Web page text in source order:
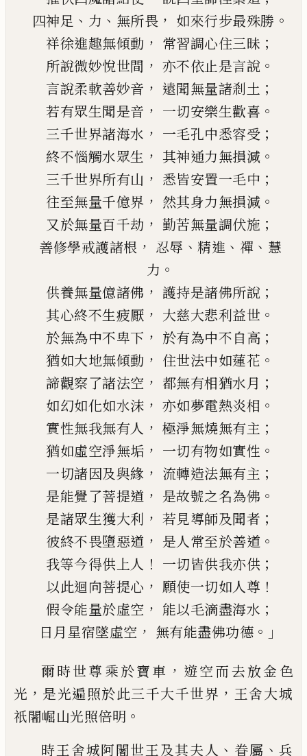
四神足 、 力 、 無所畏 ， 如來行步最殊勝 。
祥徐進趣無傾動 ， 常習調心住三昧 ；
所說微妙悅世間 ， 亦不依止是言說 。
言說柔軟善妙音 ， 遠聞無量諸剎土 ；
若有眾生聞是音 ， 一切安樂生歡喜 。
三千世界諸海水 ， 一毛孔中悉容受 ；
終不惱觸水眾生 ， 其神通力無損減 。
三千世界所有山 ， 悉皆安置一毛中 ；
往至無量千億界 ， 然其身力無損減 。
又於無量百千劫 ， 勤苦無量調伏施 ；
善修學戒護諸根 ， 忍辱 、 精進 、 禪 、 慧
力 。
供養無量億諸佛 ， 護持是諸佛所說 ；
其心終不生疲厭 ， 大慈大悲利益世 。
於無為中不卑下 ， 於有為中不自高 ；
猶如大地無傾動 ， 住世法中如蓮花 。
諦觀察了諸法空 ， 都無有相猶水月 ；
如幻如化如水沫 ， 亦如夢電熱炎相 。
實性無我無有人 ， 極淨無燒無有主 ；
猶如虛空淨無垢 ， 一切有物如實性 。
一切諸因及與緣 ， 流轉造法無有主 ；
是能覺了菩提道 ， 是故號之名為佛 。
是諸眾生獲大利 ， 若見導師及聞者 ；
彼終不畏墮惡道 ， 是人常至於善道 。
我等今得供上人 ！ 一切皆供我亦供 ；
以此迴向菩提心 ， 願使一切如人尊 ！
假令能量於虛空 ， 能以毛滴盡海水 ；
日月星宿墜虛空 ， 無有能盡佛功德 。」
爾時世尊乘於寶車 ， 遊空而去放金色
光 ， 是光遍照於此三千大千世界 ， 王舍大城
祇闍崛山光照倍明 。
時王舍城阿闍世王及其夫人 、 眷屬 、 兵